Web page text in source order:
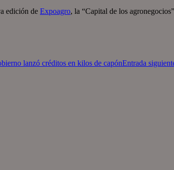
edición de Expoagro, la “Capital de los
lanzó créditos en kilos de capónEntrada